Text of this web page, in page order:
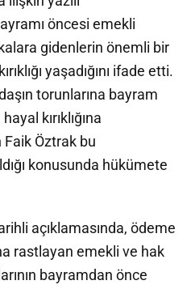
öncesi emekli
gidenlerin önemli bir
yaşadığını ifade etti.
torunlarına bayram
kırıklığına
Öztrak bu
konusunda hükümete
açıklamasında, ödeme
rastlayan emekli ve hak
bayramdan önce